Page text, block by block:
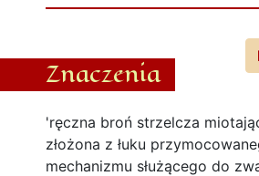
Znaczenia
'ręczna broń strzelcza
złożona z łuku
mechanizmu służącego do